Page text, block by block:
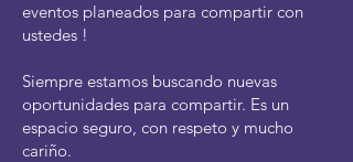
eventos planeados para compartir con
ustedes !
Siempre estamos buscando nuevas
oportunidades para compartir. Es un
espacio seguro, con respeto y mucho
cariño.